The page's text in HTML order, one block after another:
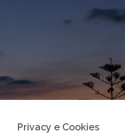
Privacy e Cookies